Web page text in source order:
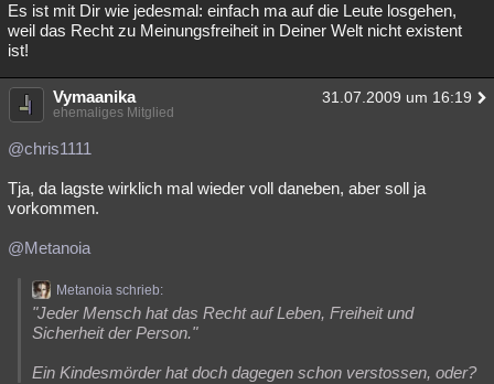
Es ist mit Dir wie jedesmal: einfach ma auf die Leute losgehen,
weil das Recht zu Meinungsfreiheit in Deiner Welt nicht existent
ist!
Vymaanika 31.07.2009 um 16:19
ehemaliges Mitglied
@chris1111
Tja, da lagste wirklich mal wieder voll daneben, aber soll ja
vorkommen.
@Metanoia
Metanoia schrieb:
"Jeder Mensch hat das Recht auf Leben, Freiheit und
Sicherheit der Person."
Ein Kindesmörder hat doch dagegen schon verstossen, oder?